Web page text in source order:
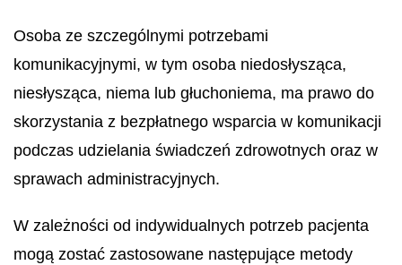
Osoba ze szczególnymi potrzebami
komunikacyjnymi, w tym osoba niedosłysząca,
niesłysząca, niema lub głuchoniema, ma prawo do
skorzystania z bezpłatnego wsparcia w komunikacji
podczas udzielania świadczeń zdrowotnych oraz w
sprawach administracyjnych.
W zależności od indywidualnych potrzeb pacjenta
mogą zostać zastosowane następujące metody